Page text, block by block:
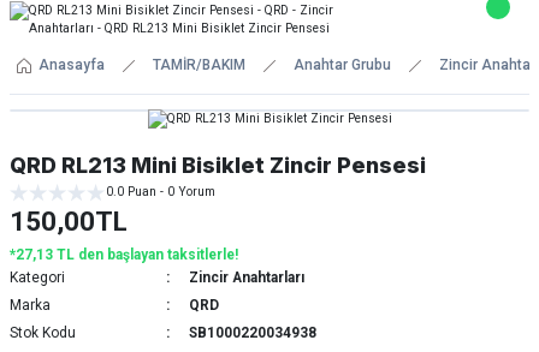
Anasayfa TAMİR/BAKIM Anahtar Grubu Zincir
QRD RL213 Mini Bisiklet Zincir Pensesi
0.0 Puan - 0 Yorum
150,00TL
*27,13 TL den başlayan taksitlerle!
Kategori
Zincir Anahtarları
Marka
QRD
Stok Kodu
SB1000220034938